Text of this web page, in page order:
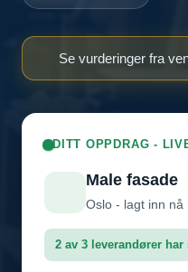
Se vurderinger fra
DITT OPPDRAG -
Male fasade
Oslo - lagt inn nå
2 av 3 leverandører har